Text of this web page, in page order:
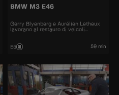
BMW M3 E46
Gerry Blyenberg e Aurélien Letheux
lavorano al restauro di veicoli
E5 59 min